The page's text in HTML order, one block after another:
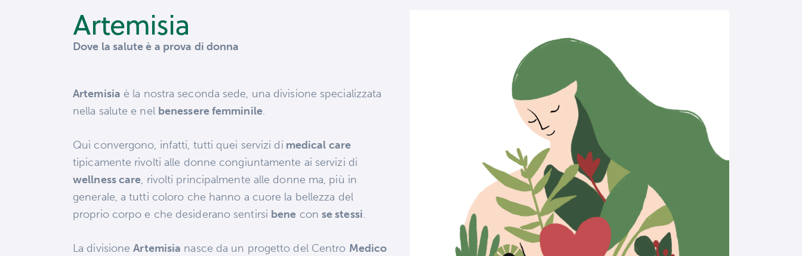
Artemisia
Dove la salute è a prova di donna
Artemisia è la nostra seconda sede, una divisione specializzata
nella salute e nel benessere femminile.
Qui convergono, infatti, tutti quei servizi di medical care
tipicamente rivolti alle donne congiuntamente ai servizi di
wellness care, rivolti principalmente alle donne ma, più in
generale, a tutti coloro che hanno a cuore la bellezza del
proprio corpo e che desiderano sentirsi bene con se stessi.
La divisioneArtemisia nasce da un progetto del Centro Medico